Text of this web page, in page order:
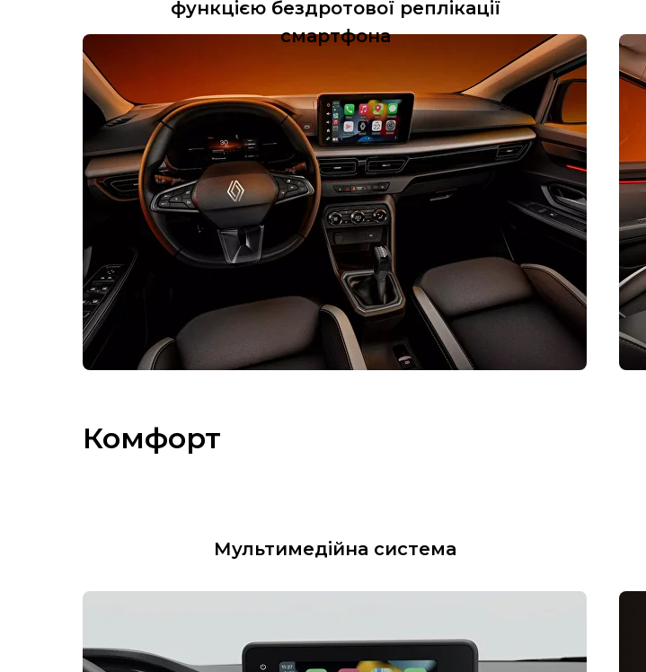
функцією бездротової реплікації
смартфона
Комфорт
Мультимедійна система